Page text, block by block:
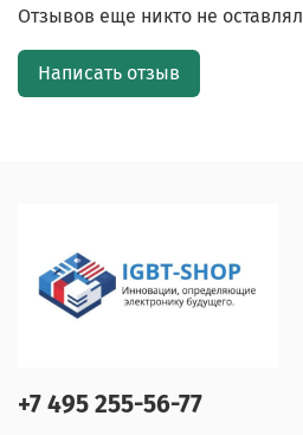
Отзывов еще никто не оставлял
Написать отзыв
+7 495 255-56-77